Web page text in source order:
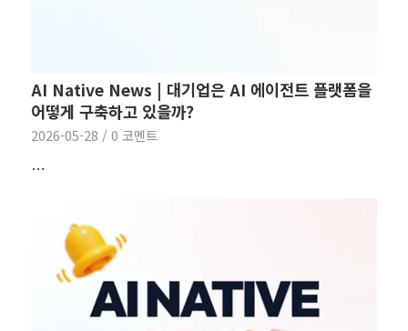
AI Native News | 대기업은 AI 에이전트 플랫폼을
어떻게 구축하고 있을까?
2026-05-28 / 0 코멘트
…